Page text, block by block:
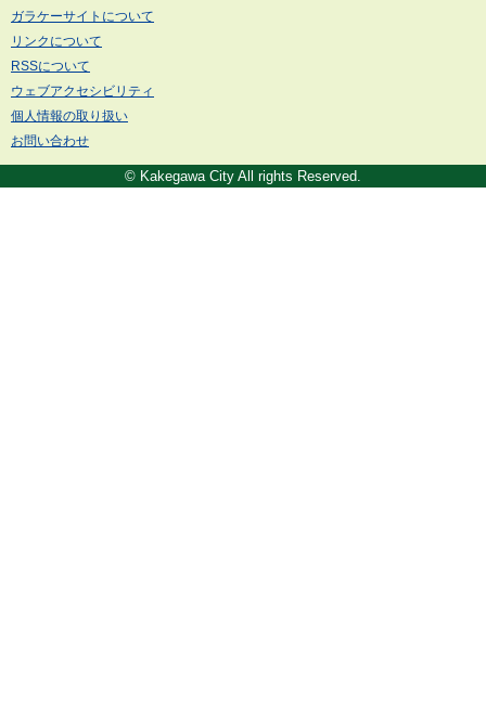
ガラケーサイトについて
リンクについて
RSSについて
ウェブアクセシビリティ
個人情報の取り扱い
お問い合わせ
© Kakegawa City All rights Reserved.